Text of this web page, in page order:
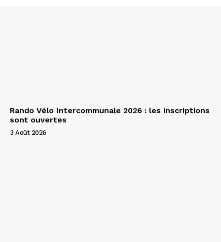
Rando Vélo Intercommunale 2026 : les inscriptions
sont ouvertes
3 Août 2026